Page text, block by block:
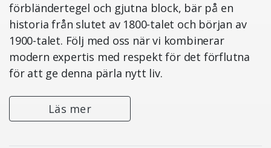
förbländertegel och gjutna block, bär på en
historia från slutet av 1800-talet och början av
1900-talet. Följ med oss när vi kombinerar
modern expertis med respekt för det förflutna
för att ge denna pärla nytt liv.
Läs mer